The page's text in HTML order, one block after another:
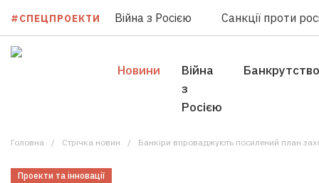
#СПЕЦПРОЕКТИ Війна з Росією Санкції проти
Новини
Війна
з
Росією
Банкрутство
Головна Стрічка новин Банкіри впроваджують посилений план заходів
Проекти та інновації